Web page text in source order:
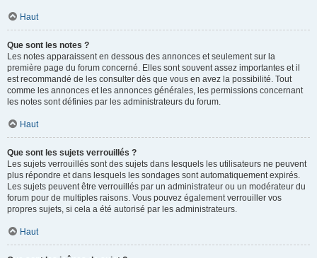
Haut
Que sont les notes ?
Les notes apparaissent en dessous des annonces et seulement sur la
première page du forum concerné. Elles sont souvent assez importantes et il
est recommandé de les consulter dès que vous en avez la possibilité. Tout
comme les annonces et les annonces générales, les permissions concernant
les notes sont définies par les administrateurs du forum.
Haut
Que sont les sujets verrouillés ?
Les sujets verrouillés sont des sujets dans lesquels les utilisateurs ne peuvent
plus répondre et dans lesquels les sondages sont automatiquement expirés.
Les sujets peuvent être verrouillés par un administrateur ou un modérateur du
forum pour de multiples raisons. Vous pouvez également verrouiller vos
propres sujets, si cela a été autorisé par les administrateurs.
Haut